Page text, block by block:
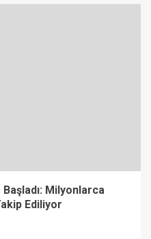
Milyonlarca
Ediliyor